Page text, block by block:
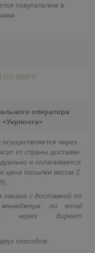
покупателем в
ПО МИРУ
оператора
через
от страны доставки.
и оплачивается
цена посылки весом 2
с доставкой по
по email
директ
способов: